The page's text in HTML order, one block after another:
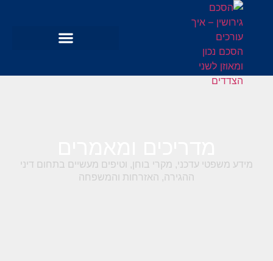
מידע משפטי עדכני, מקרי בוחן, וטיפים מעשיים בתחום דיני
ההגירה, האזרחות והמשפחה